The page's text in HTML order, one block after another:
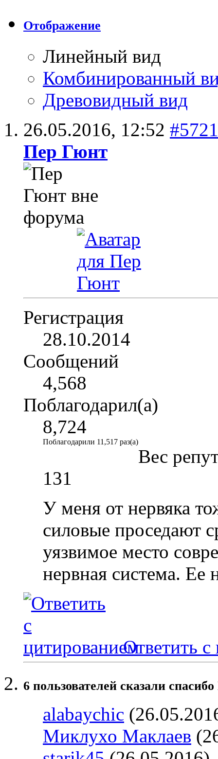
Отображение
Линейный вид
Комбинированный
Древовидный вид
26.05.2016, 12:52 #5721
Пер Гюнт
Регистрация
28.10.2014
Сообщений
4,568
Поблагодарил(а)
8,724
Поблагодарили 11,517 раз(а)
Вес
131
У меня от нервяка
силовые проседают
уязвимое место
нервная система. Ее
Ответить с
6 пользователей сказали
alabaychic
Миклухо Маклаев